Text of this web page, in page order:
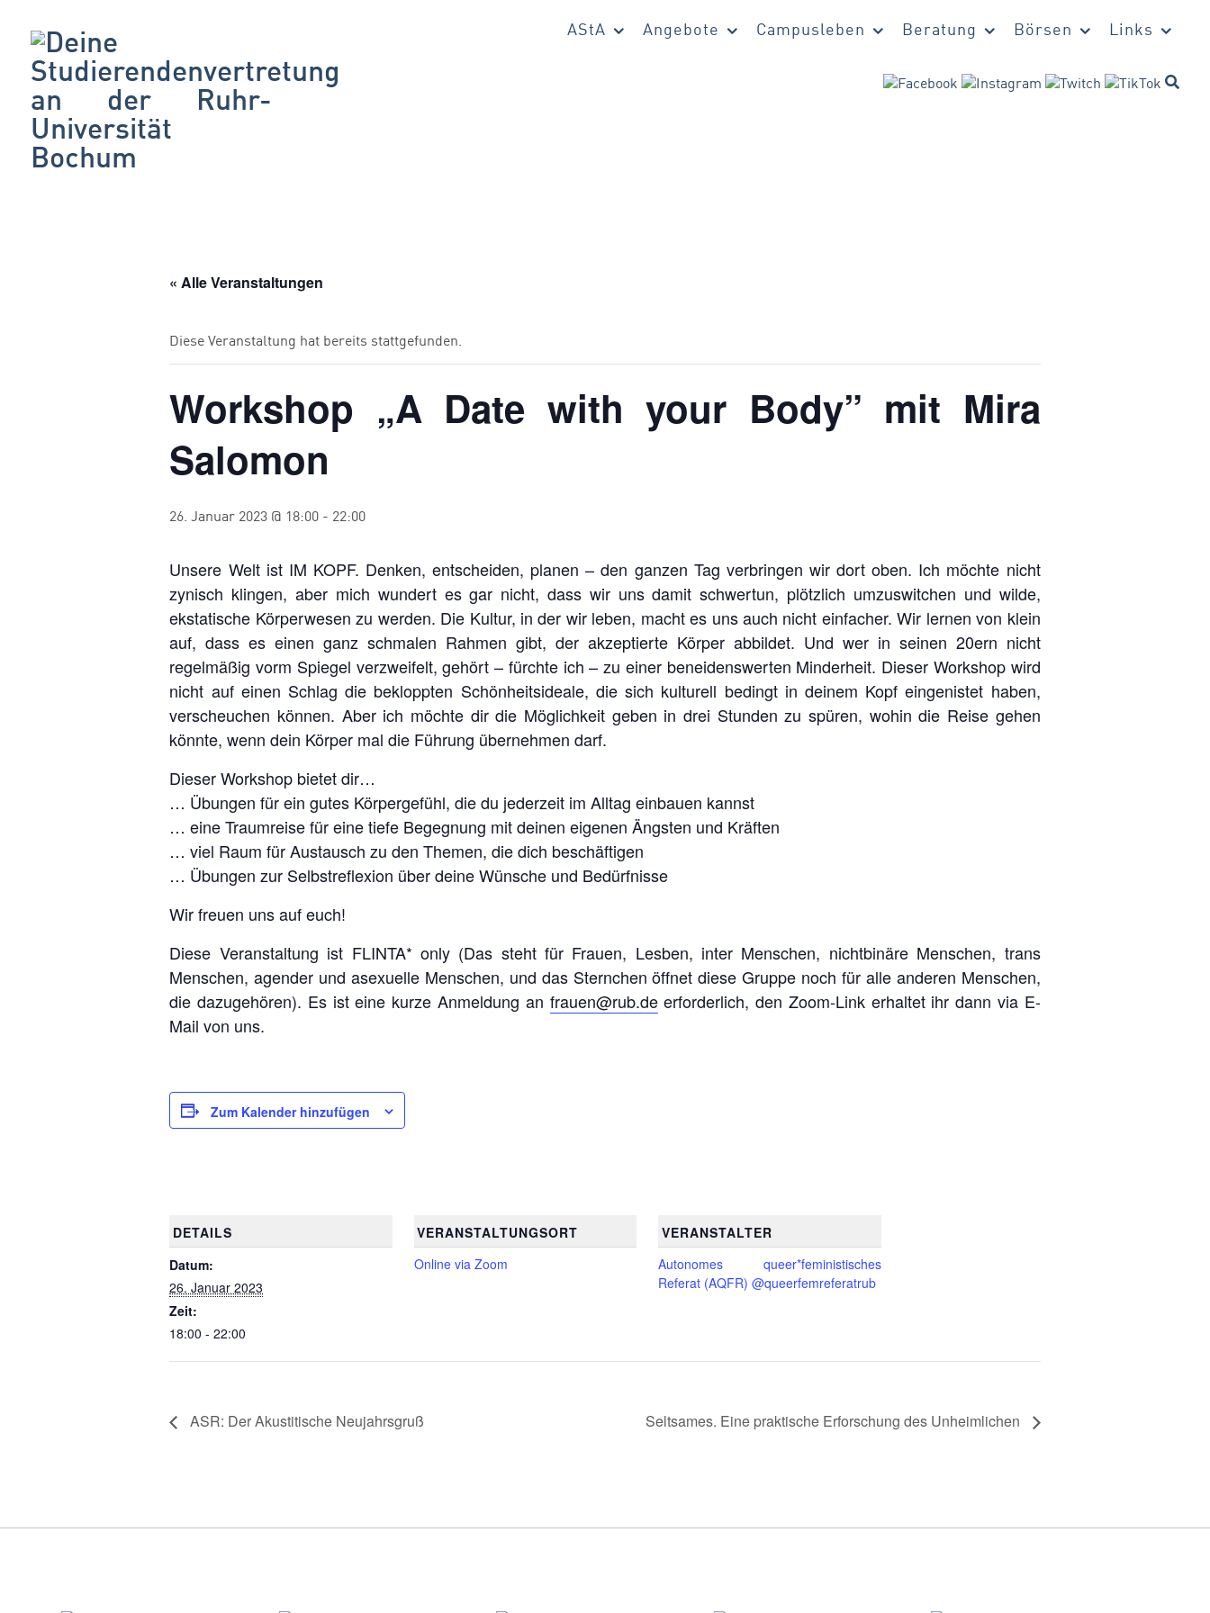
AStA Angebote Campusleben Beratung Börsen Links
« Alle Veranstaltungen
Diese Veranstaltung hat bereits stattgefunden.
Workshop „A Date with your Body” mit Mira
Salomon
26. Januar 2023 @ 18:00 - 22:00
Unsere Welt ist IM KOPF. Denken, entscheiden, planen – den ganzen Tag verbringen wir dort oben. Ich möchte nicht
zynisch klingen, aber mich wundert es gar nicht, dass wir uns damit schwertun, plötzlich umzuswitchen und wilde,
ekstatische Körperwesen zu werden. Die Kultur, in der wir leben, macht es uns auch nicht einfacher. Wir lernen von klein
auf, dass es einen ganz schmalen Rahmen gibt, der akzeptierte Körper abbildet. Und wer in seinen 20ern nicht
regelmäßig vorm Spiegel verzweifelt, gehört – fürchte ich – zu einer beneidenswerten Minderheit. Dieser Workshop wird
nicht auf einen Schlag die bekloppten Schönheitsideale, die sich kulturell bedingt in deinem Kopf eingenistet haben,
verscheuchen können. Aber ich möchte dir die Möglichkeit geben in drei Stunden zu spüren, wohin die Reise gehen
könnte, wenn dein Körper mal die Führung übernehmen darf.
Dieser Workshop bietet dir…
… Übungen für ein gutes Körpergefühl, die du jederzeit im Alltag einbauen kannst
… eine Traumreise für eine tiefe Begegnung mit deinen eigenen Ängsten und Kräften
… viel Raum für Austausch zu den Themen, die dich beschäftigen
… Übungen zur Selbstreflexion über deine Wünsche und Bedürfnisse
Wir freuen uns auf euch!
Diese Veranstaltung ist FLINTA* only (Das steht für Frauen, Lesben, inter Menschen, nichtbinäre Menschen, trans
Menschen, agender und asexuelle Menschen, und das Sternchen öffnet diese Gruppe noch für alle anderen Menschen,
die dazugehören). Es ist eine kurze Anmeldung an frauen@rub.deerforderlich, den Zoom-Link erhaltet ihr dann via E-
Mail von uns.
Zum Kalender hinzufügen
DETAILS
Datum:
26. Januar 2023
Zeit:
18:00 - 22:00
VERANSTALTUNGSORT
Online via Zoom
VERANSTALTER
Autonomes queer*feministisches
Referat (AQFR) @queerfemreferatrub
ASR: Der Akustitische Neujahrsgruß Seltsames. Eine praktische Erforschung des Unheimlichen